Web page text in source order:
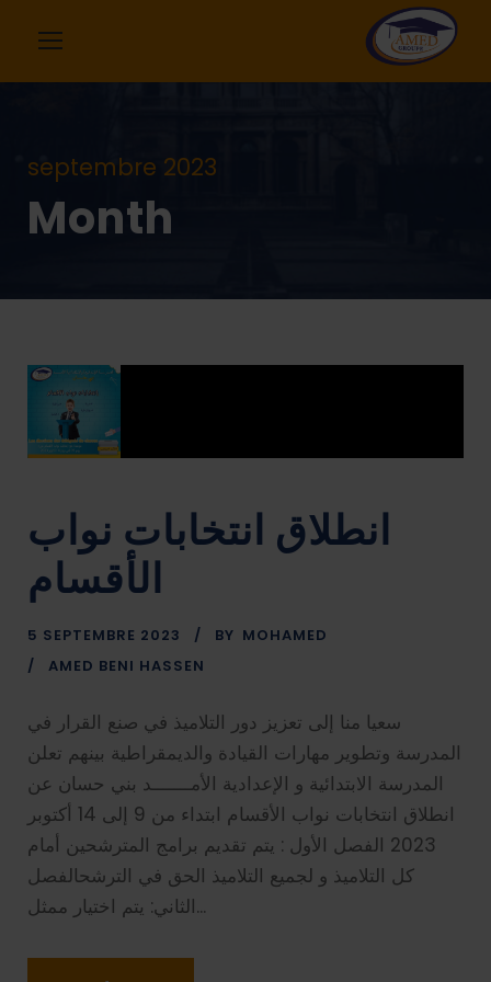
septembre 2023
Month
انطلاق انتخابات نواب
الأقسام
5 SEPTEMBRE 2023 BY MOHAMED
AMED BENI HASSEN
سعيا منا إلى تعزيز دور التلاميذ في صنع القرار في
المدرسة وتطوير مهارات القيادة والديمقراطية بينهم تعلن
المدرسة الابتدائية و الإعدادية الأمـــــــد بني حسان عن
انطلاق انتخابات نواب الأقسام ابتداء من 9 إلى 14 أكتوبر
2023 الفصل الأول : يتم تقديم برامج المترشحين أمام
كل التلاميذ و لجميع التلاميذ الحق في الترشحالفصل
الثاني: يتم اختيار ممثل...